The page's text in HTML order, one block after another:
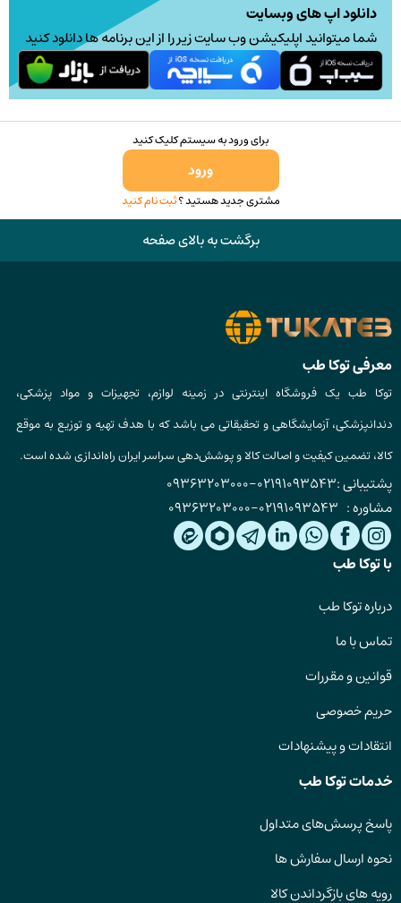
دانلود اپ های وبسایت
شما میتوانید اپلیکیشن وب سایت زیر را از این برنامه ها دانلود کنید
برای ورود به سیستم کلیک کنید
ورود
مشتری جدید هستید ؟ثبت نام کنید
برگشت به بالای صفحه
معرفی توکا طب
توکا طب یک فروشگاه اینترنتی در زمینه لوازم، تجهیزات و مواد پزشکی،
دندانپزشکی، آزمایشگاهی و تحقیقاتی می باشد که با هدف تهیه و توزیع به موقع
کالا، تضمین کیفیت و اصالت کالا و پوشش‌دهی سراسر ایران راه‌اندازی شده است.
پشتیبانی :02191093543
-
09363203000
مشاوره : 02191093543
-
09363203000
با توکا طب
درباره توکا طب
تماس با ما
قوانین و مقررات
حریم خصوصی
انتقادات و پیشنهادات
خدمات توکا طب
پاسخ پرسش‌های متداول
نحوه ارسال سفارش ها
رویه های بازگرداندن کالا